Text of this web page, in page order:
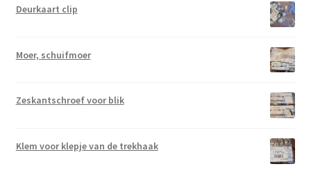
Deurkaart clip
Moer, schuifmoer
Zeskantschroef voor blik
Klem voor klepje van de trekhaak